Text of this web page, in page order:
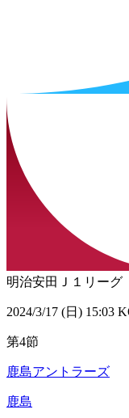
明治安田Ｊ１リーグ
2024/3/17 (日) 15:03
第4節
鹿島アントラーズ
鹿島